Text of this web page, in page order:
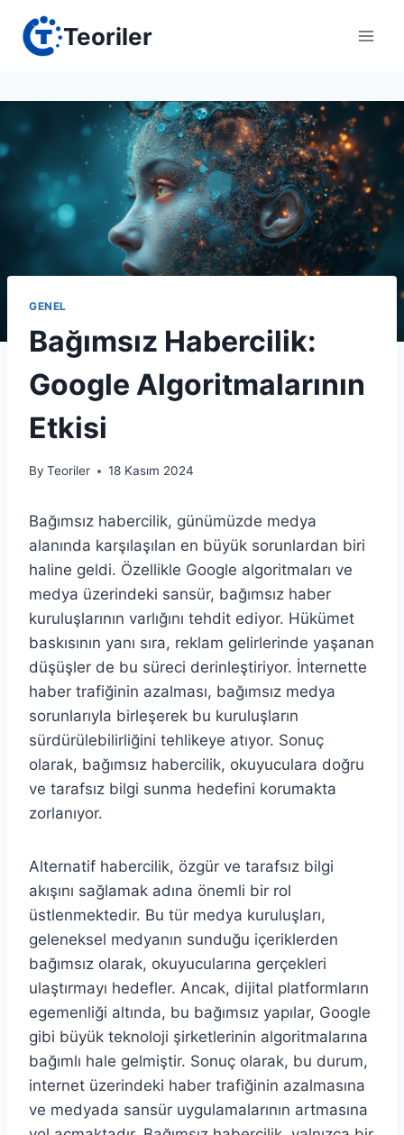
content
Teoriler
GENEL
Bağımsız Habercilik:
Google Algoritmalarının
Etkisi
By Teoriler 18 Kasım 2024
Bağımsız habercilik, günümüzde medya
alanında karşılaşılan en büyük sorunlardan biri
haline geldi. Özellikle Google algoritmaları ve
medya üzerindeki sansür, bağımsız haber
kuruluşlarının varlığını tehdit ediyor. Hükümet
baskısının yanı sıra, reklam gelirlerinde yaşanan
düşüşler de bu süreci derinleştiriyor. İnternette
haber trafiğinin azalması, bağımsız medya
sorunlarıyla birleşerek bu kuruluşların
sürdürülebilirliğini tehlikeye atıyor. Sonuç
olarak, bağımsız habercilik, okuyuculara doğru
ve tarafsız bilgi sunma hedefini korumakta
zorlanıyor.
Alternatif habercilik, özgür ve tarafsız bilgi
akışını sağlamak adına önemli bir rol
üstlenmektedir. Bu tür medya kuruluşları,
geleneksel medyanın sunduğu içeriklerden
bağımsız olarak, okuyucularına gerçekleri
ulaştırmayı hedefler. Ancak, dijital platformların
egemenliği altında, bu bağımsız yapılar, Google
gibi büyük teknoloji şirketlerinin algoritmalarına
bağımlı hale gelmiştir. Sonuç olarak, bu durum,
internet üzerindeki haber trafiğinin azalmasına
ve medyada sansür uygulamalarının artmasına